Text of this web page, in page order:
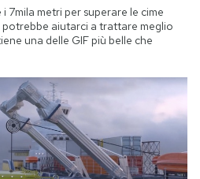
7mila metri per superare le cime
aiutarci a trattare meglio
una delle GIF più belle che